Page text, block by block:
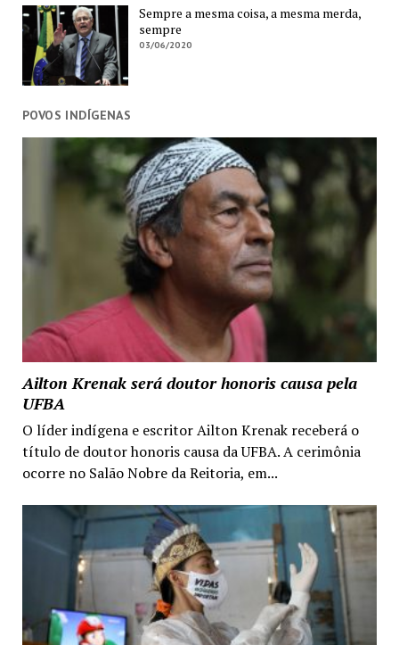
Sempre a mesma coisa, a mesma merda,
sempre
03/06/2020
POVOS INDÍGENAS
Ailton Krenak será doutor honoris causa pela
UFBA
O líder indígena e escritor Ailton Krenak receberá o
título de doutor honoris causa da UFBA. A cerimônia
ocorre no Salão Nobre da Reitoria, em...